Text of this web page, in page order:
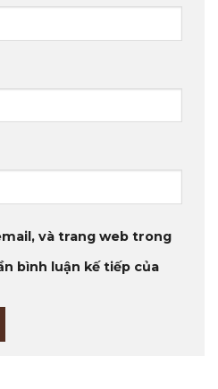
và trang web trong
bình luận kế tiếp của